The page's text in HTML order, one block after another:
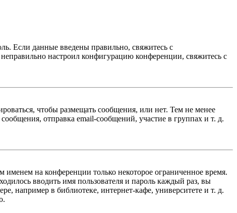
Если данные введены правильно, свяжитесь с
настроил конфигурацию конференции, свяжитесь с
чтобы размещать сообщения, или нет. Тем не менее
отправка email-сообщений, участие в группах и т. д.
именем на конференции только некоторое ограниченное время.
вводить имя пользователя и пароль каждый раз, вы
например в библиотеке, интернет-кафе, университете и т. д.